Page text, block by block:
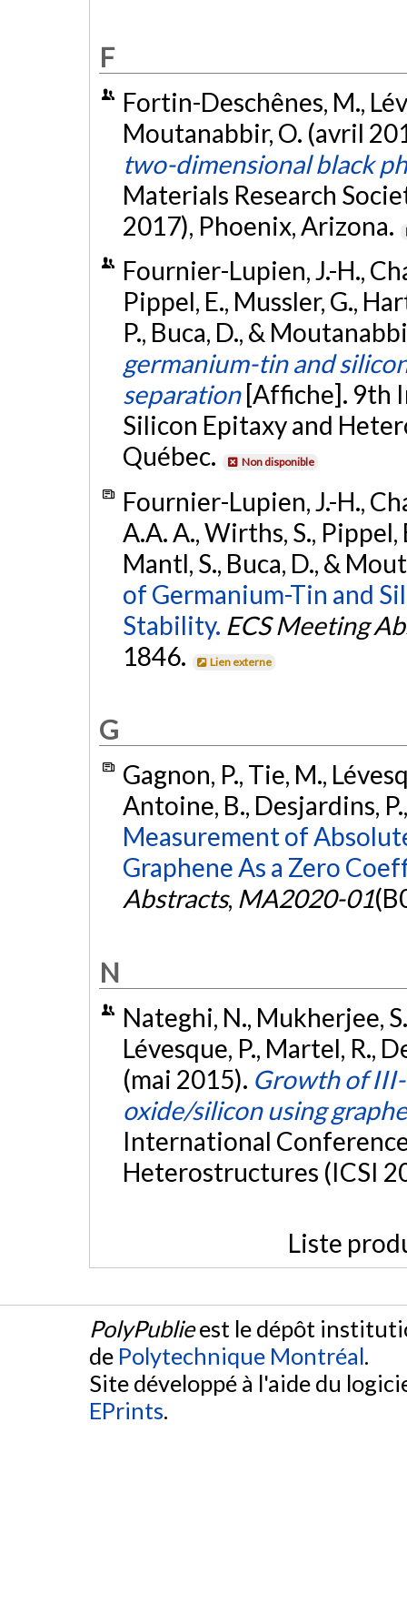
F
Fortin-Deschênes, M.,
Moutanabbir, O. (avril
two-dimensional black
Materials Research
2017), Phoenix, Arizona.
Fournier-Lupien, J.-H.,
Pippel, E., Mussler, G.,
P., Buca, D., &
germanium-tin and
separation [Affiche]. 9th
Silicon Epitaxy and
Québec.
Non disponible
Fournier-Lupien, J.-H.,
A.A. A., Wirths, S., Pippel,
Mantl, S., Buca, D., &
of Germanium-Tin and
Stability. ECS Meeting
1846.
Lien externe
G
Gagnon, P., Tie, M.,
Antoine, B., Desjardins,
Measurement of
Graphene As a Zero
Abstracts, MA2020-01
N
Nateghi, N., Mukherjee,
Lévesque, P., Martel, R.,
(mai 2015). Growth of
oxide/silicon using
International
Heterostructures (ICSI
Liste
PolyPublieest le dépôt
de Polytechnique Montréal.
Site développé à l'aide du
EPrints.